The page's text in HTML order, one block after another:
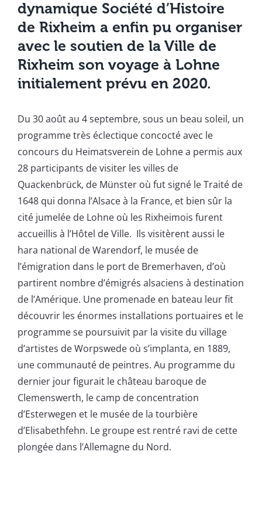
dynamique Société d’Histoire
de Rixheim a enfin pu organiser
avec le soutien de la Ville de
Rixheim son voyage à Lohne
initialement prévu en 2020.
Du 30 août au 4 septembre, sous un beau soleil, un
programme très éclectique concocté avec le
concours du Heimatsverein de Lohne a permis aux
28 participants de visiter les villes de
Quackenbrück, de Münster où fut signé le Traité de
1648 qui donna l’Alsace à la France, et bien sûr la
cité jumelée de Lohne où les Rixheimois furent
accueillis à l’Hôtel de Ville. Ils visitèrent aussi le
hara national de Warendorf, le musée de
l’émigration dans le port de Bremerhaven, d’où
partirent nombre d’émigrés alsaciens à destination
de l’Amérique. Une promenade en bateau leur fit
découvrir les énormes installations portuaires et le
programme se poursuivit par la visite du village
d’artistes de Worpswede où s’implanta, en 1889,
une communauté de peintres. Au programme du
dernier jour figurait le château baroque de
Clemenswerth, le camp de concentration
d’Esterwegen et le musée de la tourbière
d’Elisabethfehn. Le groupe est rentré ravi de cette
plongée dans l’Allemagne du Nord.